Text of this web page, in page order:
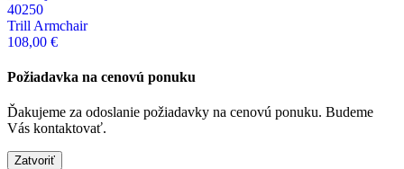
40250
Trill Armchair
108,00 €
Požiadavka na cenovú ponuku
Ďakujeme za odoslanie požiadavky na cenovú ponuku. Budeme
Vás kontaktovať.
Zatvoriť